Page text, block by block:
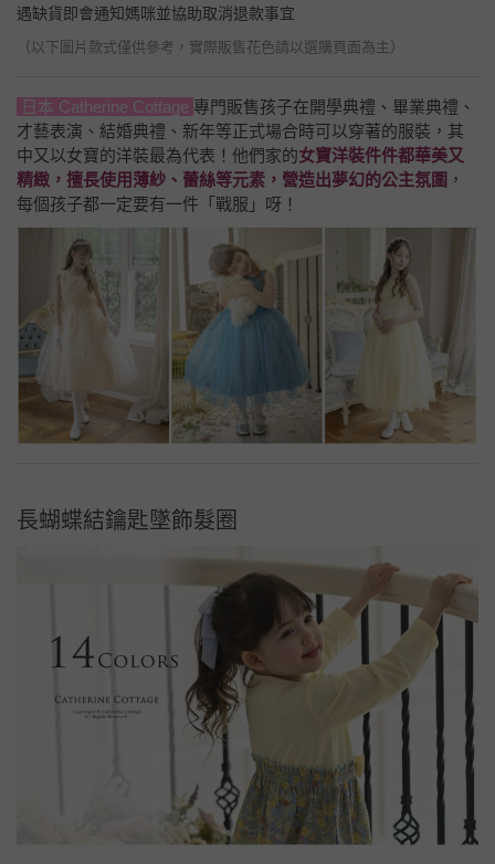
遇缺貨即會通知媽咪並協助取消退款事宜
（以下圖片款式僅供參考，實際販售花色請以選購頁面為主）
日本 Catherine Cottage 專門販售孩子在開學典禮、畢業典禮、
才藝表演、結婚典禮、新年等正式場合時可以穿著的服裝，其
中又以女寶的洋裝最為代表！他們家的女寶洋裝件件都華美又
精緻，擅長使用薄紗、蕾絲等元素，營造出夢幻的公主氛圍 ，
每個孩子都一定要有一件「戰服」呀！
長蝴蝶結鑰匙墜飾髮圈